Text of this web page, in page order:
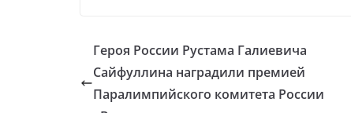
Героя России Рустама Галиевича
Сайфуллина наградили премией
Паралимпийского комитета России